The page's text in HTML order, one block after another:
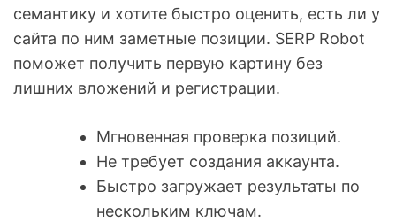
семантику и хотите быстро оценить, есть ли у
сайта по ним заметные позиции. SERP Robot
поможет получить первую картину без
лишних вложений и регистрации.
Мгновенная проверка позиций.
Не требует создания аккаунта.
Быстро загружает результаты по
нескольким ключам.